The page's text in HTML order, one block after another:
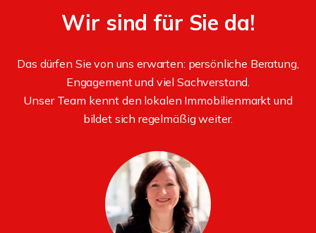
Wir sind für Sie da!
Das dürfen Sie von uns erwarten: persönliche Beratung,
Engagement und viel Sachverstand.
Unser Team kennt den lokalen Immobilienmarkt und
bildet sich regelmäßig weiter.